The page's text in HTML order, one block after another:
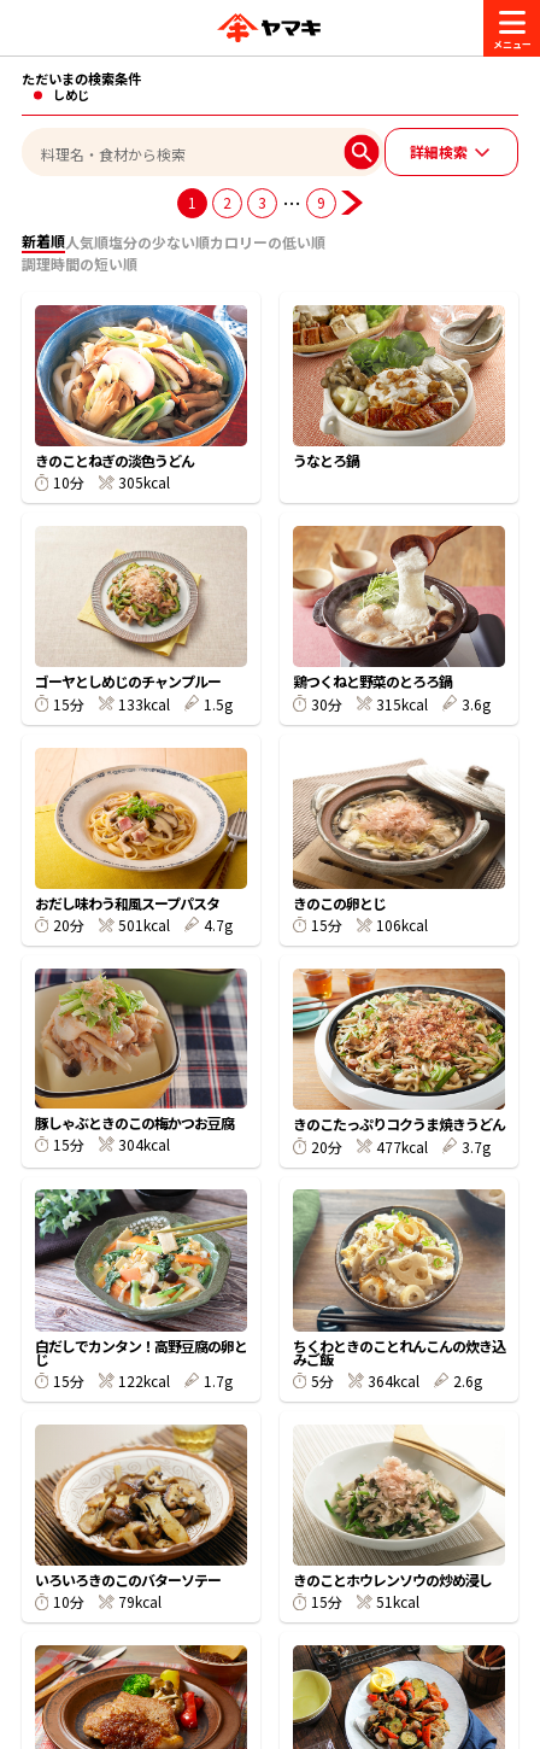
商品情報
ヤマキ『めんつゆ』 ヤマキ 割烹白だし
旨さ、別格。だし屋の鍋 韓福善シリーズ
サッと鍋® 楽チン鍋®
楽チン屋® ストレートつゆ
新鮮一番 『氷熟®』
レシピ
おいしいレシピを探す
おいしいレシピトップ
主食レシピ
主菜レシピ
汁物レシピ
時短レシピ
かつお節レシピ
めんつゆレシピ
割烹白だしレシピ
レシピ特設サイト
割烹白だしレシピ特集
だし巻き卵特集
かつおだしが決め手！簡単茶碗蒸し
かつお節・だしを楽しむ
かつお節・だしを知る
だしの取り方
かつお節の削り方
かつお節・だしをもっと知る
ヤマキ かつお節プラス®
だしコミュ
CM・キャンペーン
キャンペーン一覧
企業・採用情報
企業情報
- 百年対話
- ヤマキ かつお節プラス®
採用情報
- ジョブリターン制
お問い合わせ
ヤマキお客様相談室
オンラインショップ
コミュニティサイト
Global
ただいまの検索条件
しめじ
詳細検索
1 2 3 …
9
新着順人気順塩分の少ない順カロリーの低い順
調理時間の短い順
きのことねぎの淡色うどん
10分
305kcal
うなとろ鍋
ゴーヤとしめじのチャンプルー
15分
133kcal 1.5g
鶏つくねと野菜のとろろ鍋
30分
315kcal 3.6g
おだし味わう和風スープパスタ
20分
501kcal 4.7g
きのこの卵とじ
15分
106kcal
豚しゃぶときのこの梅かつお豆腐
15分
304kcal
きのこたっぷりコクうま焼きうどん
20分
477kcal 3.7g
白だしでカンタン！高野豆腐の卵と
じ
15分
122kcal 1.7g
ちくわときのことれんこんの炊き込
みご飯
5分
364kcal 2.6g
いろいろきのこのバターソテー
10分
79kcal
きのことホウレンソウの炒め浸し
15分
51kcal